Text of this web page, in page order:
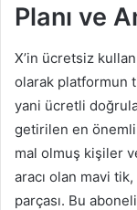
Planı ve
X’in ücretsiz
olarak platformun
yani ücretli
getirilen en
mal olmuş kişiler
aracı olan mavi
parçası. Bu